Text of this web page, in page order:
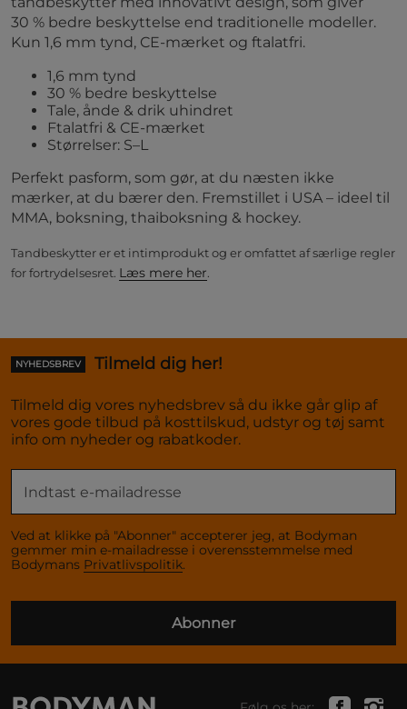
30 % bedre beskyttelse end traditionelle modeller.
Kun 1,6 mm tynd, CE-mærket og ftalatfri.
1,6 mm tynd
30 % bedre beskyttelse
Tale, ånde & drik uhindret
Ftalatfri & CE-mærket
Størrelser: S–L
Perfekt pasform, som gør, at du næsten ikke
mærker, at du bærer den. Fremstillet i USA – ideel til
MMA, boksning, thaiboksning & hockey.
Tandbeskytter er et intimprodukt og er omfattet af særlige regler
for fortrydelsesret. Læs mere her.
NYHEDSBREV Tilmeld dig her!
Tilmeld dig vores nyhedsbrev så du ikke går glip af
vores gode tilbud på kosttilskud, udstyr og tøj samt
info om nyheder og rabatkoder.
Ved at klikke på "Abonner" accepterer jeg, at Bodyman
gemmer min e-mailadresse i overensstemmelse med
Bodymans Privatlivspolitik.
Abonner